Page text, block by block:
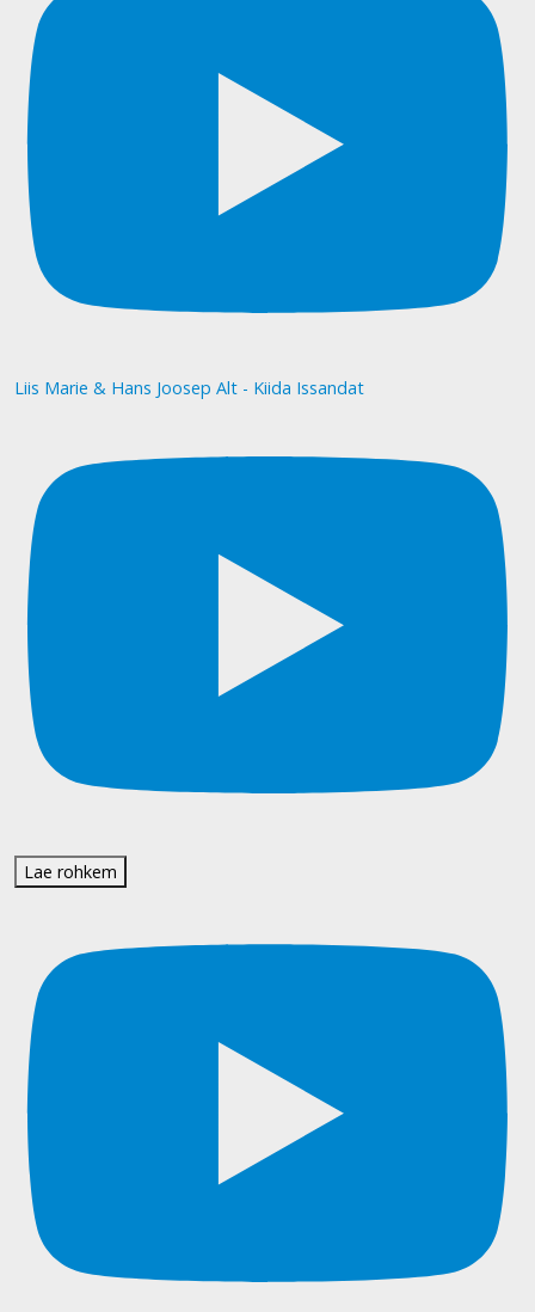
Liis Marie & Hans Joosep Alt - Kiida Issandat
Lae rohkem